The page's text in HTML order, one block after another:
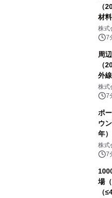
（
材
か
か
の
株式
7
周
（
外
他
株式
7
ポ
ウ
年
コ
ー
株式
7
場
（